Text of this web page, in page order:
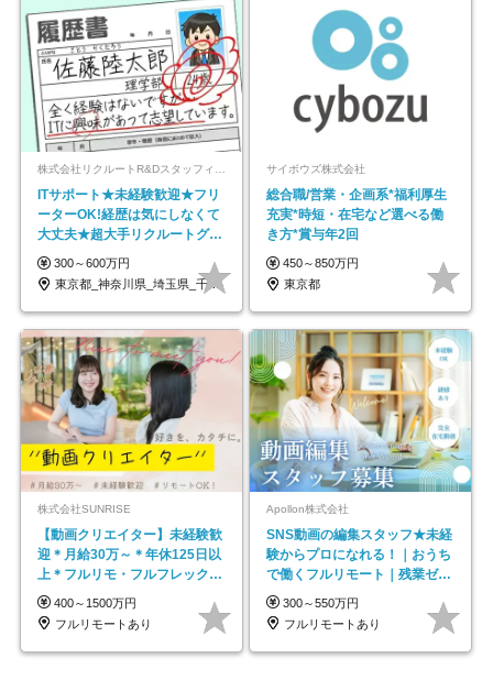
株式会社リクルートR&Dスタッフィング【リクルートグループ】
ITサポート★未経験歓迎★フリ
ーターOK!経歴は気にしなくて
大丈夫★超大手リクルートグル
ープの正社員/sg
300～600万円
東京都_神奈川県_埼玉県_千葉県_大阪府…
サイボウズ株式会社
総合職/営業・企画系*福利厚生
充実*時短・在宅など選べる働
き方*賞与年2回
450～850万円
東京都
株式会社SUNRISE
【動画クリエイター】未経験歓
迎＊月給30万～＊年休125日以
上＊フルリモ・フルフレックス
◆10名の採用が決定◆
400～1500万円
フルリモートあり
Apollon株式会社
SNS動画の編集スタッフ★未経
験からプロになれる！｜おうち
で働くフルリモート｜残業ゼロ
で18時退勤◎
300～550万円
フルリモートあり